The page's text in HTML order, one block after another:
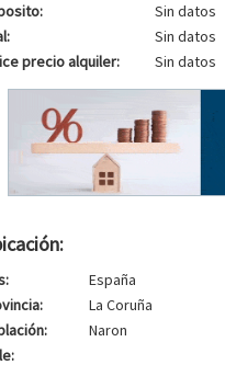
Sin datos
Sin datos
precio alquiler:
Sin datos
España
La Coruña
Naron